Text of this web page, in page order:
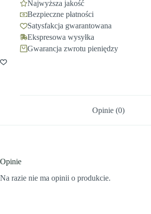
Najwyższa jakość
Bezpieczne płatności
Satysfakcja gwarantowana
Ekspresowa wysyłka
Gwarancja zwrotu pieniędzy
Opinie (0)
Opinie
Na razie nie ma opinii o produkcie.